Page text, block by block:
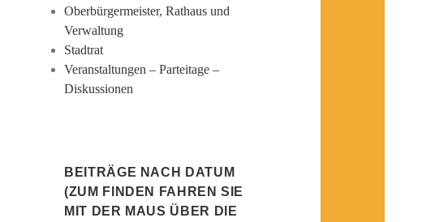
Oberbürgermeister, Rathaus und
Verwaltung
Stadtrat
Veranstaltungen – Parteitage –
Diskussionen
BEITRÄGE NACH DATUM
(ZUM FINDEN FAHREN SIE
MIT DER MAUS ÜBER DIE